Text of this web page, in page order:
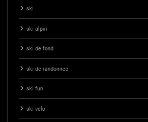
ski
ski alpin
ski de fond
ski de randonnee
ski fun
ski velo